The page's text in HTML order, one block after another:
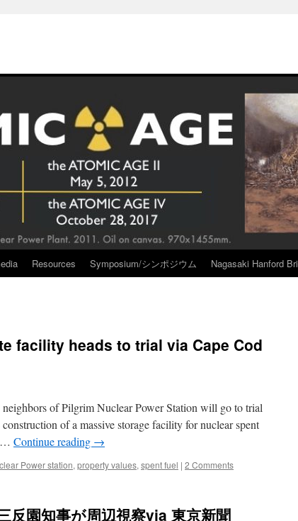
Resources Symposium/シンポジウム Nagasaki Hanford
facility heads to trial via Cape Cod
of Pilgrim Nuclear Power Station will go to trial
of a massive storage facility for nuclear spent
… Continue reading →
Power station, property values, spent fuel | 2 Comments
園知事が周辺視察via 東京新聞